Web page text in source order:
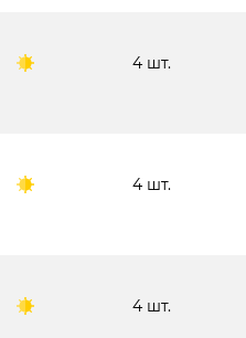
4 шт.
4 шт.
4 шт.